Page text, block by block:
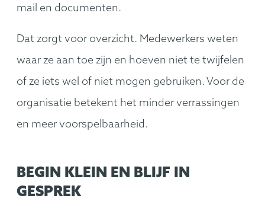
mail en documenten.
Dat zorgt voor overzicht. Medewerkers weten
waar ze aan toe zijn en hoeven niet te twijfelen
of ze iets wel of niet mogen gebruiken. Voor de
organisatie betekent het minder verrassingen
en meer voorspelbaarheid.
BEGIN KLEIN EN BLIJF IN
GESPREK